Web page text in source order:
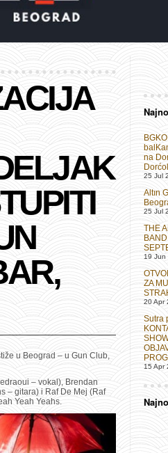
u Beograd – u Gun Club,
– vokal), Brendan
– gitara) i Raf De Mej (Raf
Yeah Yeahs.
na
25 Jul
Altın
25 Jul
THE
19 Jun
ZA
20 Apr
Sutra
15 Apr